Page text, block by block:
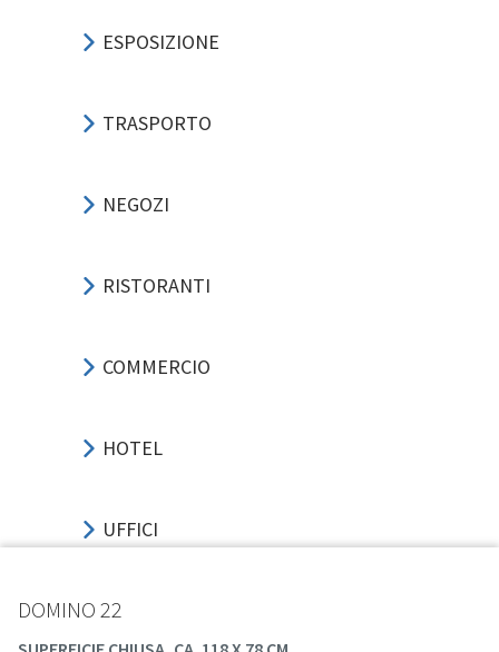
DOMINO 22
ESPOSIZIONE
TRASPORTO
NEGOZI
RISTORANTI
COMMERCIO
HOTEL
UFFICI
SPORT-EVENTI